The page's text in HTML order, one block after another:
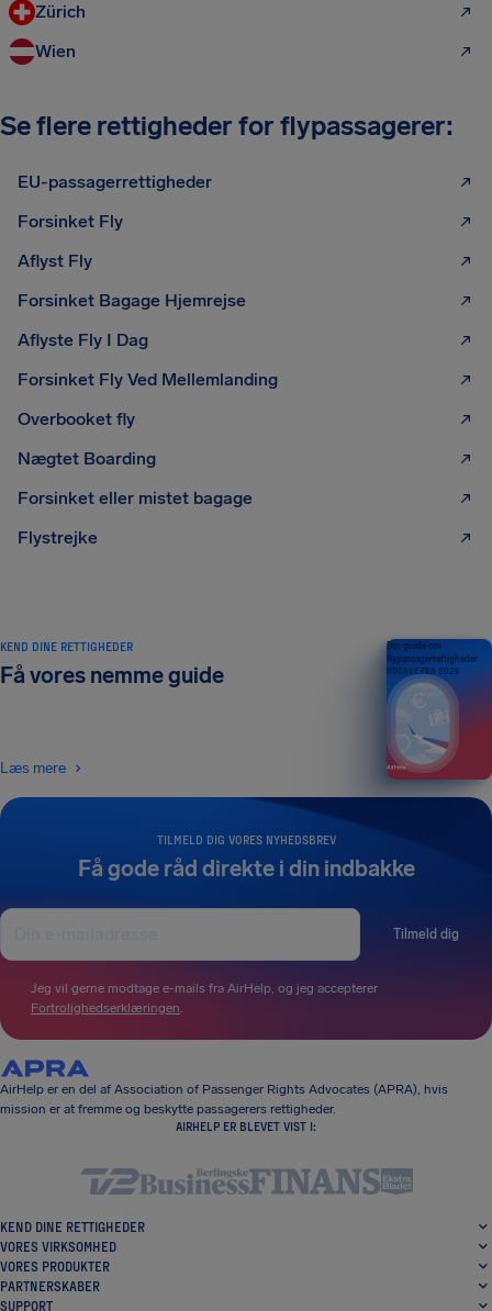
Zürich
Wien
Se flere rettigheder for flypassagerer:
EU-passagerrettigheder
Forsinket Fly
Aflyst Fly
Forsinket Bagage Hjemrejse
Aflyste Fly I Dag
Forsinket Fly Ved Mellemlanding
Overbooket fly
Nægtet Boarding
Forsinket eller mistet bagage
Flystrejke
TILMELD DIG VORES NYHEDSBREV
Få gode råd direkte i din indbakke
Tilmeld dig
Jeg vil gerne modtage e-mails fra AirHelp, og jeg accepterer
Fortrolighedserklæringen.
KEND DINE RETTIGHEDER
Få vores nemme guide
Læs mere
Din guide om
flypassagerrettigheder
UDGAVE FRA 2026
AirHelp er en del af Association of Passenger Rights Advocates (APRA), hvis
mission er at fremme og beskytte passagerers rettigheder.
AIRHELP ER BLEVET VIST I:
KEND DINE RETTIGHEDER
VORES VIRKSOMHED
VORES PRODUKTER
PARTNERSKABER
SUPPORT